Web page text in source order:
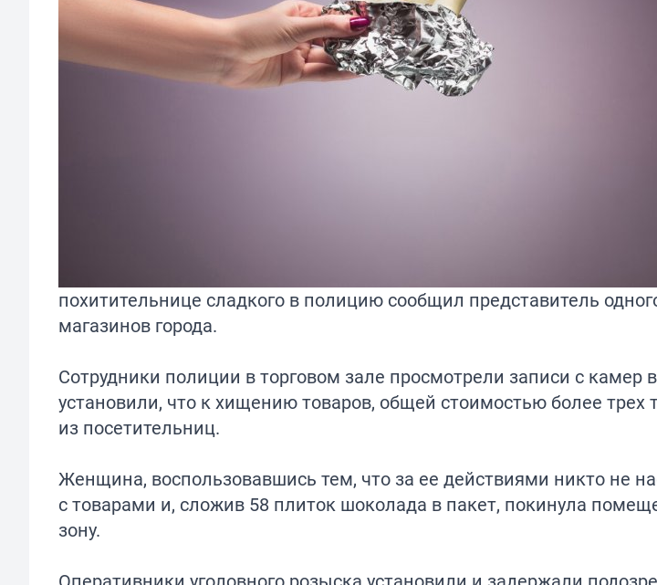
похитительнице сладкого в полицию сообщил представитель
магазинов города.
Сотрудники полиции в торговом зале просмотрели записи с камер
установили, что к хищению товаров, общей стоимостью более трех
из посетительниц.
Женщина, воспользовавшись тем, что за ее действиями никто не
с товарами и, сложив 58 плиток шоколада в пакет, покинула
зону.